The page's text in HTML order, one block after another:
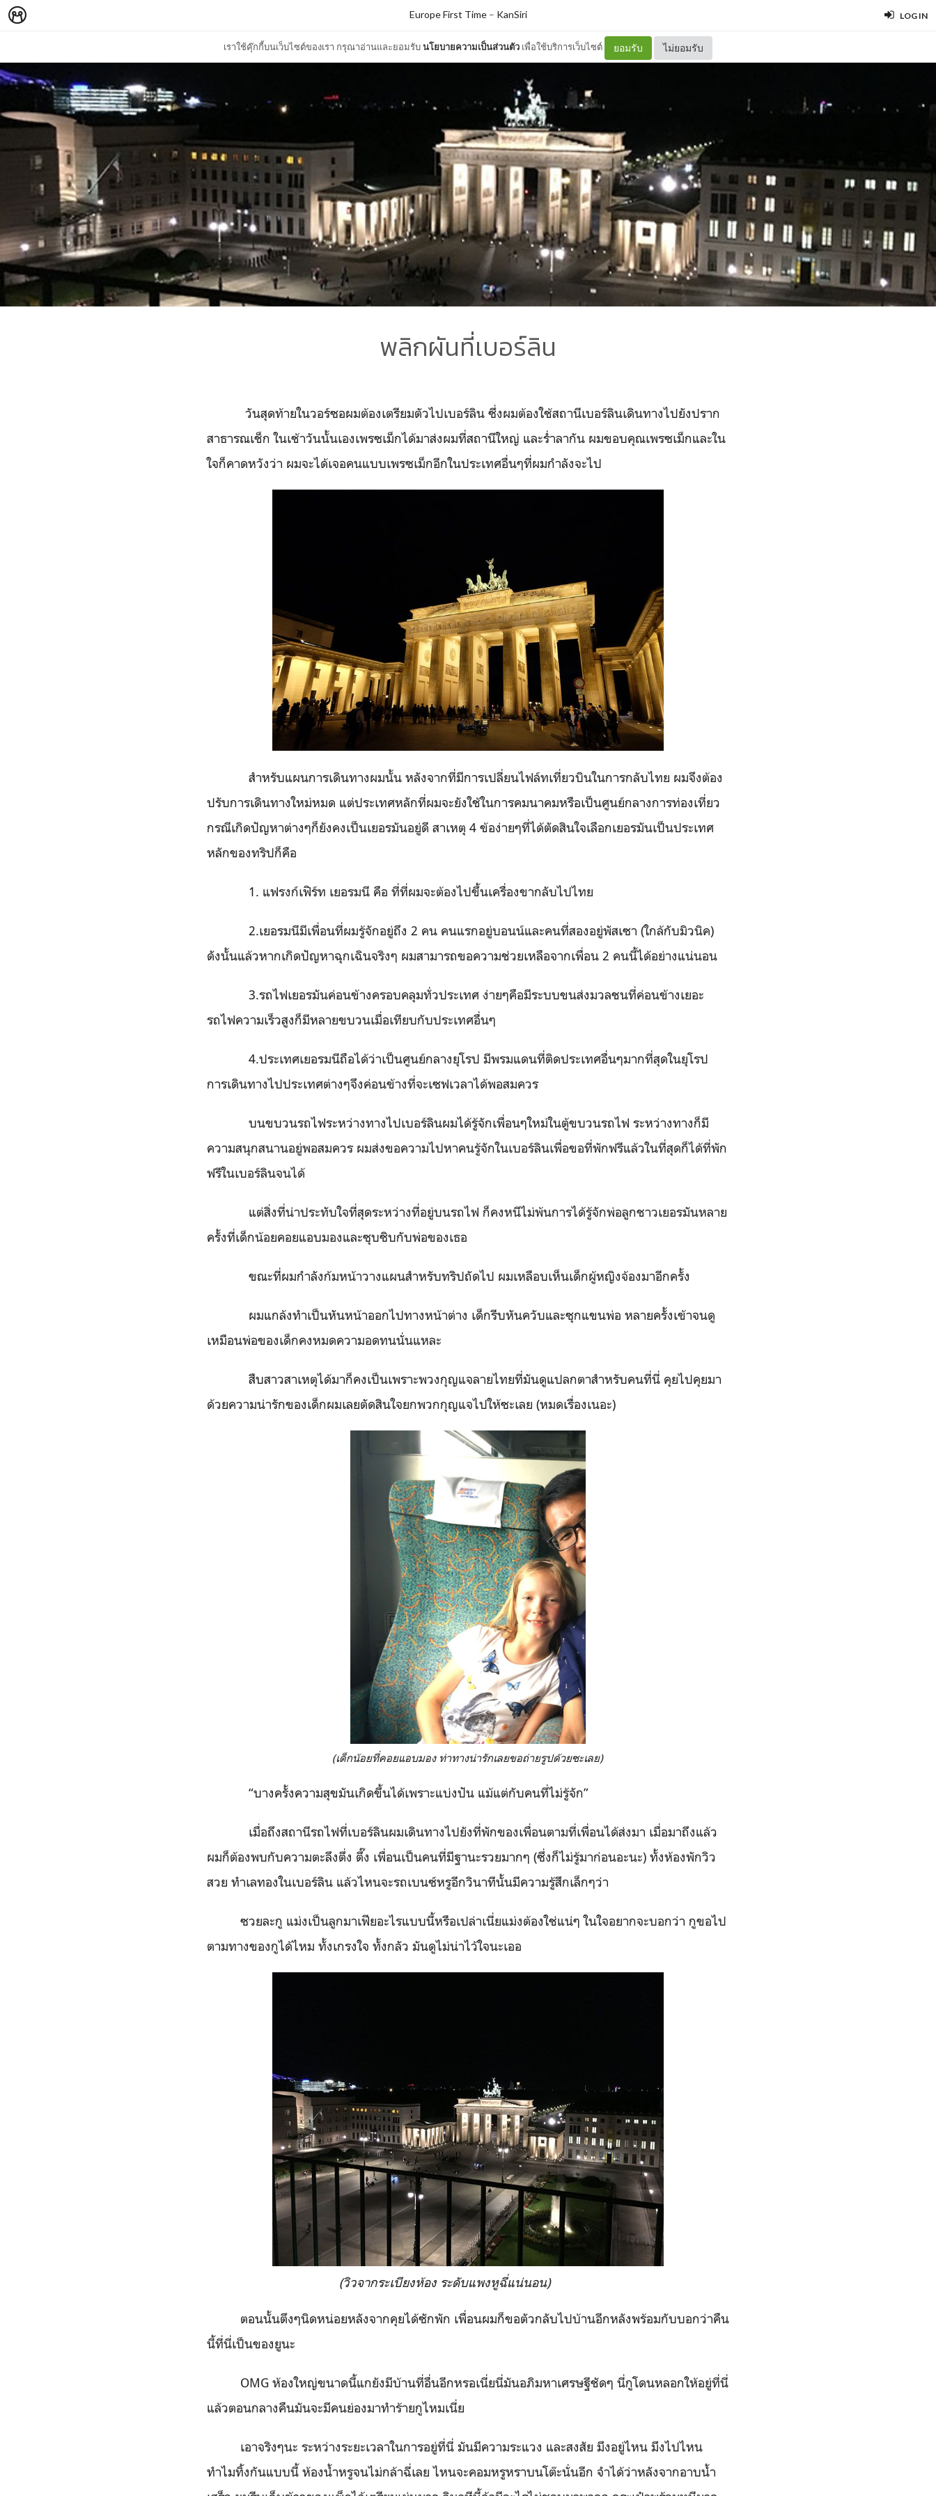
LOG IN
เราใช้คุ๊กกี้บนเว็บไซต์ของเรา กรุณาอ่านและยอมรับนโยบายความเป็นส่วนตัว เพื่อใช้บริการเว็บไซต์ ยอมรับ ไม่ยอมรับ
Europe First Time– KanSiri
พลิกผันที่เบอร์ลิน
วันสุดท้ายในวอร์ซอผมต้องเตรียมตัวไปเบอร์ลิน ซึ่งผมต้องใช้สถานีเบอร์ลินเดินทางไปยังปราก
สาธารณเช็ก ในเช้าวันนั้นเองเพรซเม็กได้มาส่งผมที่สถานีใหญ่ และร่ำลากัน ผมขอบคุณเพรซเม็กและใน
ใจก็คาดหวังว่า ผมจะได้เจอคนแบบเพรซเม็กอีกในประเทศอื่นๆที่ผมกำลังจะไป
สำหรับแผนการเดินทางผมนั้น หลังจากที่มีการเปลี่ยนไฟล์ทเที่ยวบินในการกลับไทย ผมจึงต้อง
ปรับการเดินทางใหม่หมด แต่ประเทศหลักที่ผมจะยังใช้ในการคมนาคมหรือเป็นศูนย์กลางการท่องเที่ยว
กรณีเกิดปัญหาต่างๆก็ยังคงเป็นเยอรมันอยู่ดี สาเหตุ 4 ข้อง่ายๆที่ได้ตัดสินใจเลือกเยอรมันเป็นประเทศ
หลักของทริปก็คือ
1. แฟรงก์เฟิร์ท เยอรมนี คือ ที่ที่ผมจะต้องไปขึ้นเครื่องขากลับไปไทย
2.เยอรมนีมีเพื่อนที่ผมรู้จักอยู่ถึง 2 คน คนแรกอยู่บอนน์และคนที่สองอยู่พัสเซา (ใกล้กับมิวนิค)
ดังนั้นแล้วหากเกิดปัญหาฉุกเฉินจริงๆ ผมสามารถขอความช่วยเหลือจากเพื่อน 2 คนนี้ได้อย่างแน่นอน
3.รถไฟเยอรมันค่อนข้างครอบคลุมทั่วประเทศ ง่ายๆคือมีระบบขนส่งมวลชนที่ค่อนข้างเยอะ
รถไฟความเร็วสูงก็มีหลายขบวนเมื่อเทียบกับประเทศอื่นๆ
4.ประเทศเยอรมนีถือได้ว่าเป็นศูนย์กลางยุโรป มีพรมแดนที่ติดประเทศอื่นๆมากที่สุดในยุโรป
การเดินทางไปประเทศต่างๆจึงค่อนข้างที่จะเซฟเวลาได้พอสมควร
บนขบวนรถไฟระหว่างทางไปเบอร์ลินผมได้รู้จักเพื่อนๆใหม่ในตู้ขบวนรถไฟ ระหว่างทางก็มี
ความสนุกสนานอยู่พอสมควร ผมส่งขอความไปหาคนรู้จักในเบอร์ลินเพื่อขอที่พักฟรีแล้วในที่สุดก็ได้ที่พัก
ฟรีในเบอร์ลินจนได้
แต่สิ่งที่น่าประทับใจที่สุดระหว่างที่อยู่บนรถไฟ ก็คงหนีไม่พ้นการได้รู้จักพ่อลูกชาวเยอรมันหลาย
ครั้งที่เด็กน้อยคอยแอบมองและซุบซิบกับพ่อของเธอ
ขณะที่ผมกำลังก้มหน้าวางแผนสำหรับทริปถัดไป ผมเหลือบเห็นเด็กผู้หญิงจ้องมาอีกครั้ง
ผมแกล้งทำเป็นหันหน้าออกไปทางหน้าต่าง เด็กรีบหันควับและซุกแขนพ่อ หลายครั้งเข้าจนดู
เหมือนพ่อของเด็กคงหมดความอดทนนั่นแหละ
สืบสาวสาเหตุได้มาก็คงเป็นเพราะพวงกุญแจลายไทยที่มันดูแปลกตาสำหรับคนที่นี่ คุยไปคุยมา
ด้วยความน่ารักของเด็กผมเลยตัดสินใจยกพวกกุญแจไปให้ซะเลย (หมดเรื่องเนอะ)
(เด็กน้อยที่คอยแอบมอง ท่าทางน่ารักเลยขอถ่ายรูปด้วยซะเลย)
“บางครั้งความสุขมันเกิดขึ้นได้เพราะแบ่งปัน แม้แต่กับคนที่ไม่รู้จัก”
เมื่อถึงสถานีรถไฟที่เบอร์ลินผมเดินทางไปยังที่พักของเพื่อนตามที่เพื่อนได้ส่งมา เมื่อมาถึงแล้ว
ผมก็ต้องพบกับความตะลึงตึ่ง ตึ๊ง เพื่อนเป็นคนที่มีฐานะรวยมากๆ (ซึ่งก็ไม่รู้มาก่อนอะนะ) ทั้งห้องพักวิว
สวย ทำเลทองในเบอร์ลิน แล้วไหนจะรถเบนซ์หรูอีกวินาทีนั้นมีความรู้สึกเล็กๆว่า
ซวยละกู แม่งเป็นลูกมาเฟียอะไรแบบนี้หรือเปล่าเนี่ยแม่งต้องใช่แน่ๆ ในใจอยากจะบอกว่า กูขอไป
ตามทางของกูได้ไหม ทั้งเกรงใจ ทั้งกลัว มันดูไม่น่าไว้ใจนะเออ
(วิวจากระเบียงห้อง ระดับแพงหูฉี่แน่นอน)
ตอนนั้นตึงๆนิดหน่อยหลังจากคุยได้ซักพัก เพื่อนผมก็ขอตัวกลับไปบ้านอีกหลังพร้อมกับบอกว่าคืน
นี้ที่นี่เป็นของยูนะ
OMG ห้องใหญ่ขนาดนี้แกยังมีบ้านที่อื่นอีกหรอเนี่ยนี่มันอภิมหาเศรษฐีชัดๆ นี่กูโดนหลอกให้อยู่ที่นี่
แล้วตอนกลางคืนมันจะมีคนย่องมาทำร้ายกูไหมเนี่ย
เอาจริงๆนะ ระหว่างระยะเวลาในการอยู่ที่นี่ มันมีความระแวง และสงสัย มึงอยู่ไหน มึงไปไหน
ทำไมทิ้งกันแบบนี้ ห้องน้ำหรูจนไม่กล้าฉี่เลย ไหนจะคอมหรูหราบนโต๊ะนั่นอีก จำได้ว่าหลังจากอาบน้ำ